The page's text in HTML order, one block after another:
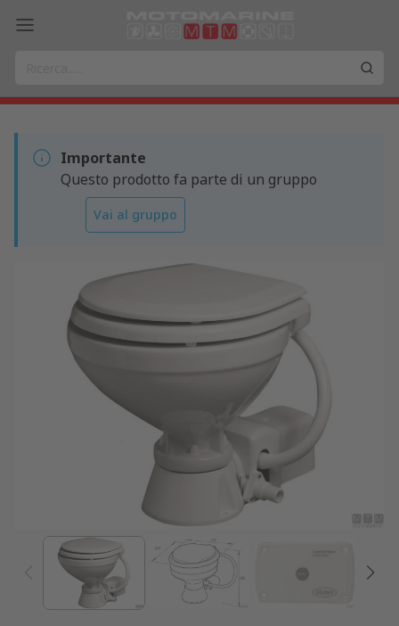
Importante
Questo prodotto fa parte di un gruppo
Vai al gruppo